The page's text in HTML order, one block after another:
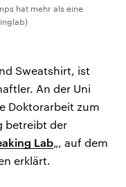
hat mehr als eine
Sweatshirt, ist
An der Uni
Doktorarbeit zum
betreibt der
Lab„, auf dem
erklärt.